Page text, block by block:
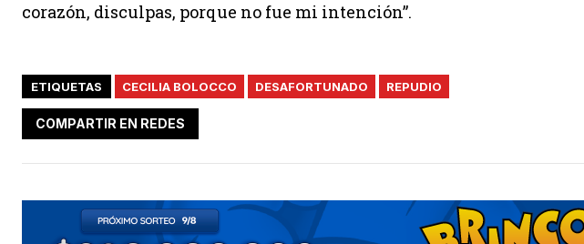
corazón, disculpas, porque no fue mi intención”.
ETIQUETAS CECILIA BOLOCCO DESAFORTUNADO REPUDIO
COMPARTIR EN REDES